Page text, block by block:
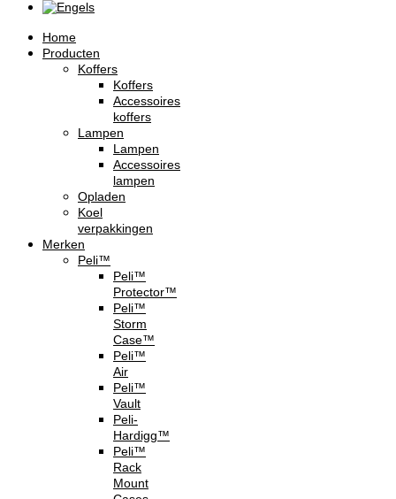
Home
Producten
Koffers
Koffers
Accessoires
koffers
Lampen
Lampen
Accessoires
lampen
Opladen
Koel
verpakkingen
Merken
Peli™
Peli™
Protector™
Peli™
Storm
Case™
Peli™
Air
Peli™
Vault
Peli-
Hardigg™
Peli™
Rack
Mount